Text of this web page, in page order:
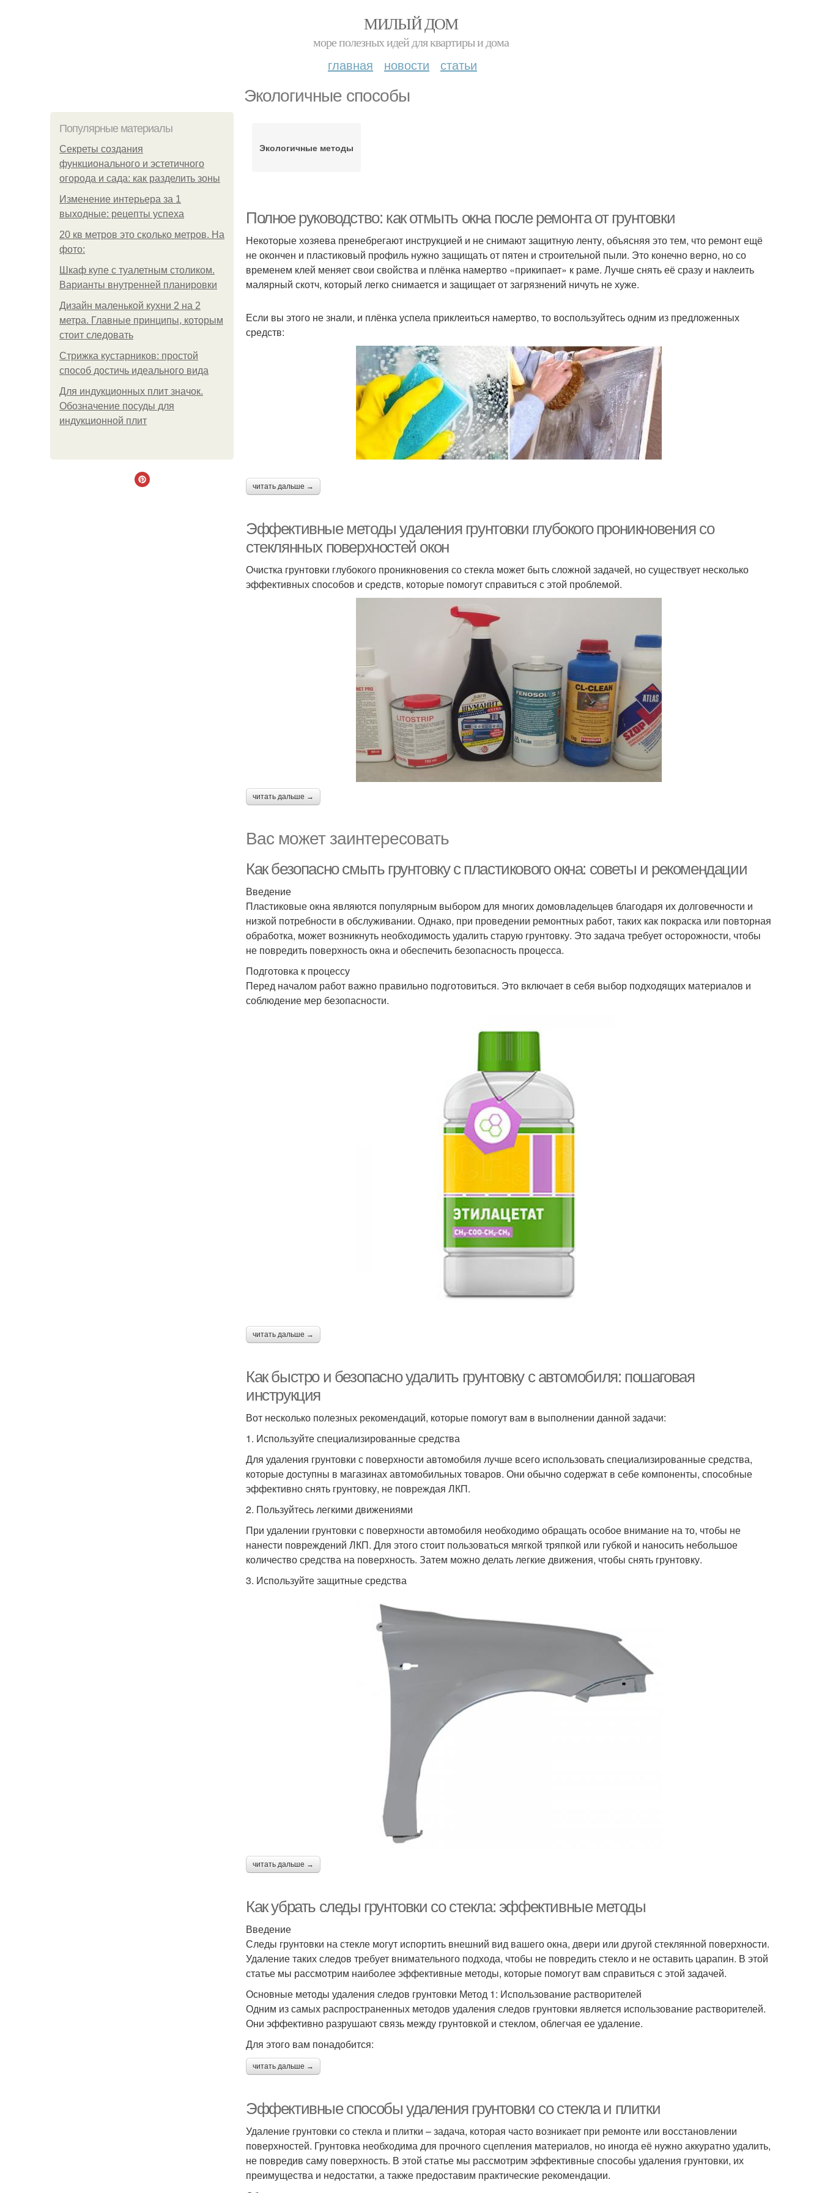
МИЛЫЙ ДОМ
море полезных идей для квартиры и дома
главная новости статьи
Экологичные способы
Популярные материалы
Секреты создания
функционального и эстетичного
огорода и сада: как разделить зоны
Изменение интерьера за 1
выходные: рецепты успеха
20 кв метров это сколько метров. На
фото:
Шкаф купе с туалетным столиком.
Варианты внутренней планировки
Дизайн маленькой кухни 2 на 2
метра. Главные принципы, которым
стоит следовать
Стрижка кустарников: простой
способ достичь идеального вида
Для индукционных плит значок.
Обозначение посуды для
индукционной плит
Экологичные методы
Полное руководство: как отмыть окна после ремонта от грунтовки
Некоторые хозяева пренебрегают инструкцией и не снимают защитную ленту, объясняя это тем, что ремонт ещё
не окончен и пластиковый профиль нужно защищать от пятен и строительной пыли. Это конечно верно, но со
временем клей меняет свои свойства и плёнка намертво «прикипает» к раме. Лучше снять её сразу и наклеить
малярный скотч, который легко снимается и защищает от загрязнений ничуть не хуже.
Если вы этого не знали, и плёнка успела приклеиться намертво, то воспользуйтесь одним из предложенных
средств:
читать дальше →
Эффективные методы удаления грунтовки глубокого проникновения со
стеклянных поверхностей окон
Очистка грунтовки глубокого проникновения со стекла может быть сложной задачей, но существует несколько
эффективных способов и средств, которые помогут справиться с этой проблемой.
читать дальше →
Вас может заинтересовать
Как безопасно смыть грунтовку с пластикового окна: советы и рекомендации
Введение
Пластиковые окна являются популярным выбором для многих домовладельцев благодаря их долговечности и
низкой потребности в обслуживании. Однако, при проведении ремонтных работ, таких как покраска или повторная
обработка, может возникнуть необходимость удалить старую грунтовку. Это задача требует осторожности, чтобы
не повредить поверхность окна и обеспечить безопасность процесса.
Подготовка к процессу
Перед началом работ важно правильно подготовиться. Это включает в себя выбор подходящих материалов и
соблюдение мер безопасности.
читать дальше →
Как быстро и безопасно удалить грунтовку с автомобиля: пошаговая
инструкция
Вот несколько полезных рекомендаций, которые помогут вам в выполнении данной задачи:
1. Используйте специализированные средства
Для удаления грунтовки с поверхности автомобиля лучше всего использовать специализированные средства,
которые доступны в магазинах автомобильных товаров. Они обычно содержат в себе компоненты, способные
эффективно снять грунтовку, не повреждая ЛКП.
2. Пользуйтесь легкими движениями
При удалении грунтовки с поверхности автомобиля необходимо обращать особое внимание на то, чтобы не
нанести повреждений ЛКП. Для этого стоит пользоваться мягкой тряпкой или губкой и наносить небольшое
количество средства на поверхность. Затем можно делать легкие движения, чтобы снять грунтовку.
3. Используйте защитные средства
читать дальше →
Как убрать следы грунтовки со стекла: эффективные методы
Введение
Следы грунтовки на стекле могут испортить внешний вид вашего окна, двери или другой стеклянной поверхности.
Удаление таких следов требует внимательного подхода, чтобы не повредить стекло и не оставить царапин. В этой
статье мы рассмотрим наиболее эффективные методы, которые помогут вам справиться с этой задачей.
Основные методы удаления следов грунтовки Метод 1: Использование растворителей
Одним из самых распространенных методов удаления следов грунтовки является использование растворителей.
Они эффективно разрушают связь между грунтовкой и стеклом, облегчая ее удаление.
Для этого вам понадобится:
читать дальше →
Эффективные способы удаления грунтовки со стекла и плитки
Удаление грунтовки со стекла и плитки – задача, которая часто возникает при ремонте или восстановлении
поверхностей. Грунтовка необходима для прочного сцепления материалов, но иногда её нужно аккуратно удалить,
не повредив саму поверхность. В этой статье мы рассмотрим эффективные способы удаления грунтовки, их
преимущества и недостатки, а также предоставим практические рекомендации.